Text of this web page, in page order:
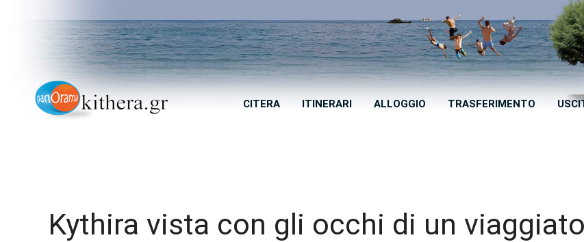
CITERA ITINERARI ALLOGGIO TRASFERIMENTO
Kythira vista con gli occhi di un